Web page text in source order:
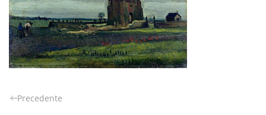
Precedente